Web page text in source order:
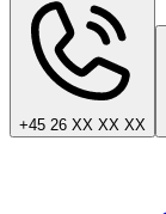
+45 26 XX XX XX